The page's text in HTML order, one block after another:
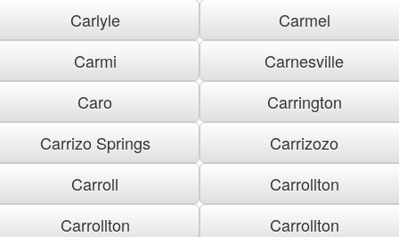
Carlyle
Carmel
Carmi
Carnesville
Caro
Carrington
Carrizo Springs
Carrizozo
Carroll
Carrollton
Carrollton
Carrollton